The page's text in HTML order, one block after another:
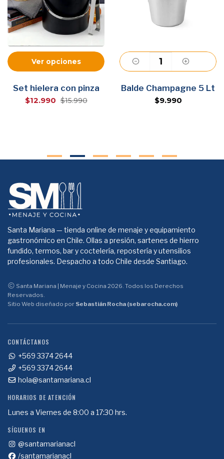
Ver opciones
Set hielera con pinza
$12.990 $15.990
Agregar
Balde Champagne 5 Lt
$9.990
Santa Mariana — tienda online de menaje y equipamiento
gastronómico en Chile. Ollas a presión, sartenes de hierro
fundido, termos, bar y coctelería, repostería y utensilios
profesionales. Despacho a todo Chile desde Santiago.
Santa Mariana | Menaje y Cocina 2026. Todos los Derechos
Reservados.
Sitio Web diseñado por Sebastián Rocha (sebarocha.com)
CONTÁCTANOS
+569 3374 2644
+569 3374 2644
hola@santamariana.cl
HORARIOS DE ATENCIÓN
Lunes a Viernes de 8:00 a 17:30 hrs.
SÍGUENOS EN
@santamarianacl
/santamarianacl